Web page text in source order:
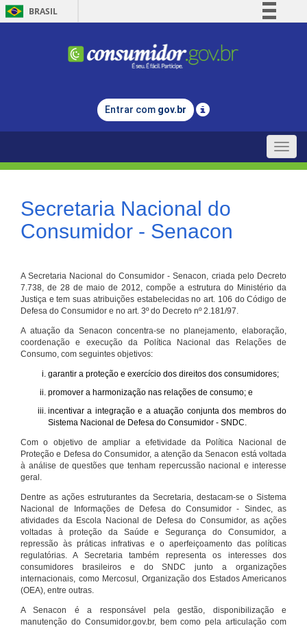
BRASIL
Comunica BR
Legislação
Entrar com gov.br
Toggle
Secretaria Nacional do
Consumidor - Senacon
A Secretaria Nacional do Consumidor - Senacon, criada pelo Decreto
7.738, de 28 de maio de 2012, compõe a estrutura do Ministério da
Justiça e tem suas atribuições estabelecidas no art. 106 do Código de
Defesa do Consumidor e no art. 3º do Decreto nº 2.181/97.
A atuação da Senacon concentra-se no planejamento, elaboração,
coordenação e execução da Política Nacional das Relações de
Consumo, com seguintes objetivos:
garantir a proteção e exercício dos direitos dos consumidores;
promover a harmonização nas relações de consumo; e
incentivar a integração e a atuação conjunta dos membros do
Sistema Nacional de Defesa do Consumidor - SNDC.
Com o objetivo de ampliar a efetividade da Política Nacional de
Proteção e Defesa do Consumidor, a atenção da Senacon está voltada
à análise de questões que tenham repercussão nacional e interesse
geral.
Dentre as ações estruturantes da Secretaria, destacam-se o Sistema
Nacional de Informações de Defesa do Consumidor - Sindec, as
atividades da Escola Nacional de Defesa do Consumidor, as ações
voltadas à proteção da Saúde e Segurança do Consumidor, a
repressão às práticas infrativas e o aperfeiçoamento das políticas
regulatórias. A Secretaria também representa os interesses dos
consumidores brasileiros e do SNDC junto a organizações
internacionais, como Mercosul, Organização dos Estados Americanos
(OEA), entre outras.
A Senacon é a responsável pela gestão, disponibilização e
manutenção do Consumidor.gov.br, bem como pela articulação com